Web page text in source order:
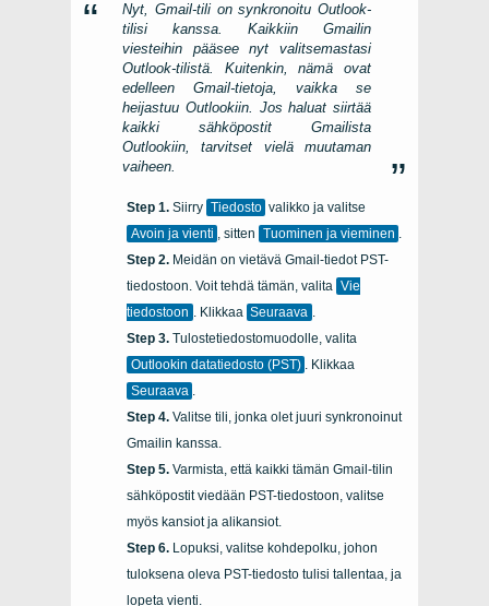
Nyt, Gmail-tili on synkronoitu Outlook-
tilisi kanssa. Kaikkiin Gmailin
viesteihin pääsee nyt valitsemastasi
Outlook-tilistä. Kuitenkin, nämä ovat
edelleen Gmail-tietoja, vaikka se
heijastuu Outlookiin. Jos haluat siirtää
kaikki sähköpostit Gmailista
Outlookiin, tarvitset vielä muutaman
vaiheen.
Siirry Tiedosto valikko ja valitse
Avoin ja vienti , sitten Tuominen ja vieminen .
Meidän on vietävä Gmail-tiedot PST-
tiedostoon. Voit tehdä tämän, valita Vie
tiedostoon . Klikkaa Seuraava .
Tulostetiedostomuodolle, valita
Outlookin datatiedosto (PST) . Klikkaa
Seuraava .
Valitse tili, jonka olet juuri synkronoinut
Gmailin kanssa.
Varmista, että kaikki tämän Gmail-tilin
sähköpostit viedään PST-tiedostoon, valitse
myös kansiot ja alikansiot.
Lopuksi, valitse kohdepolku, johon
tuloksena oleva PST-tiedosto tulisi tallentaa, ja
lopeta vienti.